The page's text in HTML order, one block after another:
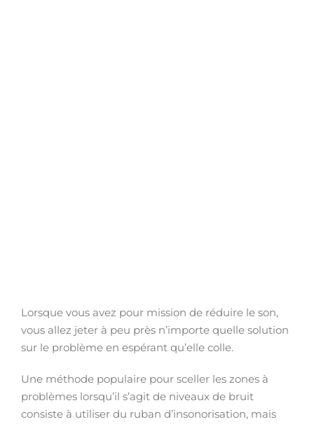
Lorsque vous avez pour mission de réduire le son,
vous allez jeter à peu près n’importe quelle solution
sur le problème en espérant qu’elle colle.
Une méthode populaire pour sceller les zones à
problèmes lorsqu’il s’agit de niveaux de bruit
consiste à utiliser du ruban d’insonorisation, mais